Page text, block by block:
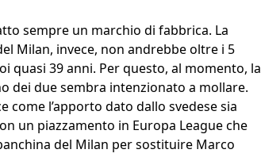
sempre un marchio di fabbrica. La
Milan, invece, non andrebbe oltre i 5
quasi 39 anni. Per questo, al momento, la
dei due sembra intenzionato a mollare.
l’apporto dato dallo svedese sia
un piazzamento in Europa League che
del Milan per sostituire Marco